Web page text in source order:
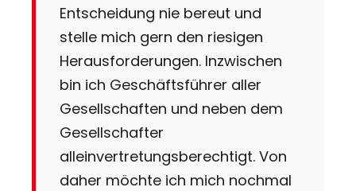
Entscheidung nie bereut und
stelle mich gern den riesigen
Herausforderungen. Inzwischen
bin ich Geschäftsführer aller
Gesellschaften und neben dem
Gesellschafter
alleinvertretungsberechtigt. Von
daher möchte ich mich nochmal